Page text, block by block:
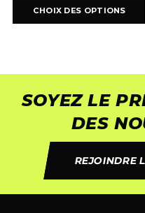
CHOIX DES OPTIONS
SOYEZ LE
DES
REJOINDRE